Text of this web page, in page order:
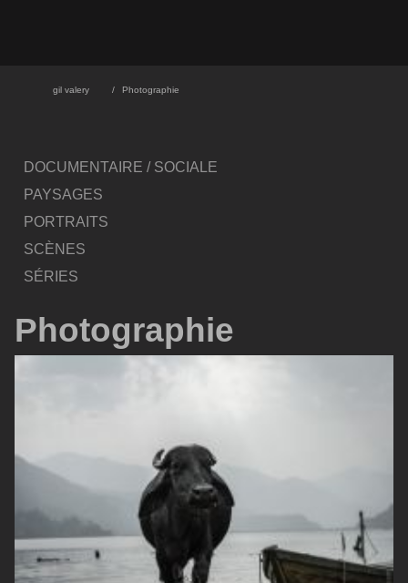
gil valery Photographie
DOCUMENTAIRE / SOCIALE
PAYSAGES
PORTRAITS
SCÈNES
SÉRIES
Photographie